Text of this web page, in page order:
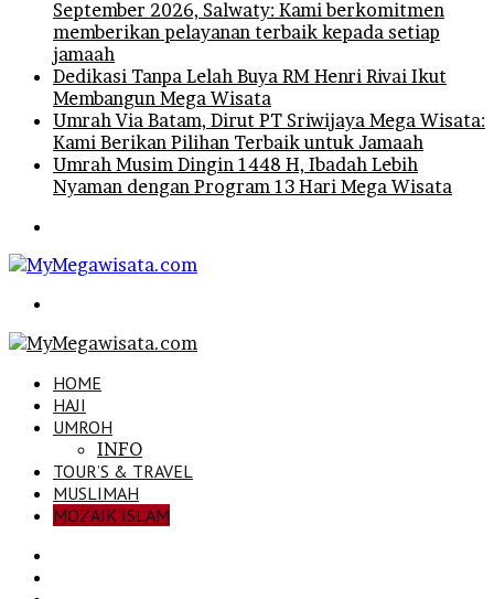
September 2026, Salwaty: Kami berkomitmen
memberikan pelayanan terbaik kepada setiap
jamaah
Dedikasi Tanpa Lelah Buya RM Henri Rivai Ikut
Membangun Mega Wisata
Umrah Via Batam, Dirut PT Sriwijaya Mega Wisata:
Kami Berikan Pilihan Terbaik untuk Jamaah
Umrah Musim Dingin 1448 H, Ibadah Lebih
Nyaman dengan Program 13 Hari Mega Wisata
HOME
HAJI
UMROH
INFO
TOUR’S & TRAVEL
MUSLIMAH
MOZAIK ISLAM